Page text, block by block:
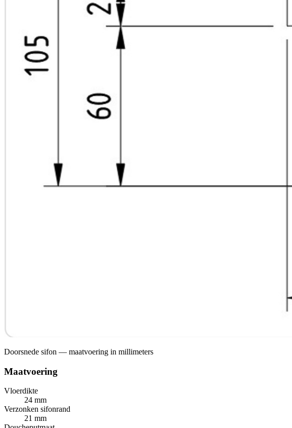
Doorsnede sifon — maatvoering in millimeters
Maatvoering
Vloerdikte
24 mm
Verzonken sifonrand
21 mm